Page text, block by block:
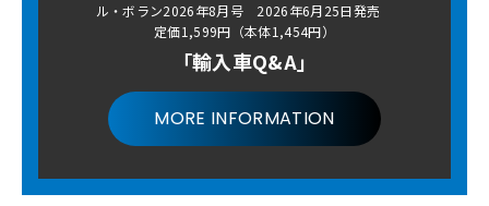
ル・ボラン2026年8月号 2026年6月25日発売
定価1,599円（本体1,454円）
「輸入車Q&A」
MORE INFORMATION